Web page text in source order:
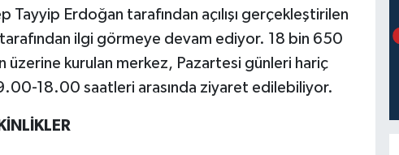
Tayyip Erdoğan tarafından açılışı gerçekleştirilen
ilgi görmeye devam ediyor. 18 bin 650
üzerine kurulan merkez, Pazartesi günleri hariç
18.00 saatleri arasında ziyaret edilebiliyor.